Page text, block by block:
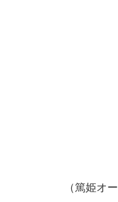
（篤姫オ